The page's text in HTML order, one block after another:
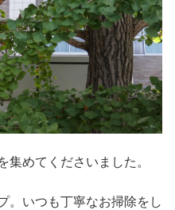
集めてくださいました。
。いつも丁寧なお掃除をし